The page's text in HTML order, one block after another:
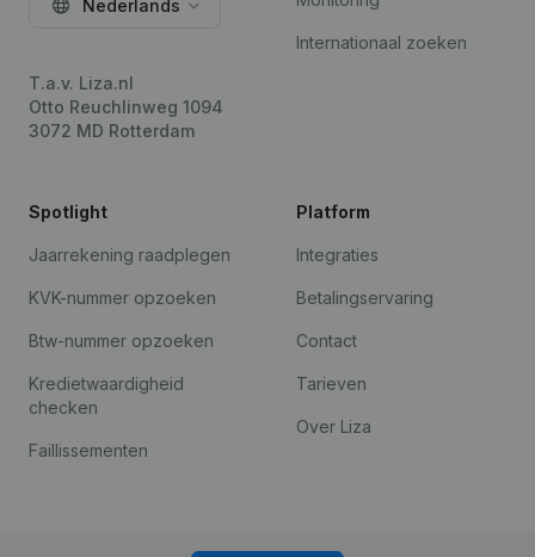
Nederlands
T.a.v. Liza.nl
Otto Reuchlinweg 1094
3072 MD Rotterdam
Internationaal zoeken
Spotlight
Jaarrekening raadplegen
KVK-nummer opzoeken
Btw-nummer opzoeken
Kredietwaardigheid
checken
Faillissementen
Platform
Integraties
Betalingservaring
Contact
Tarieven
Over Liza